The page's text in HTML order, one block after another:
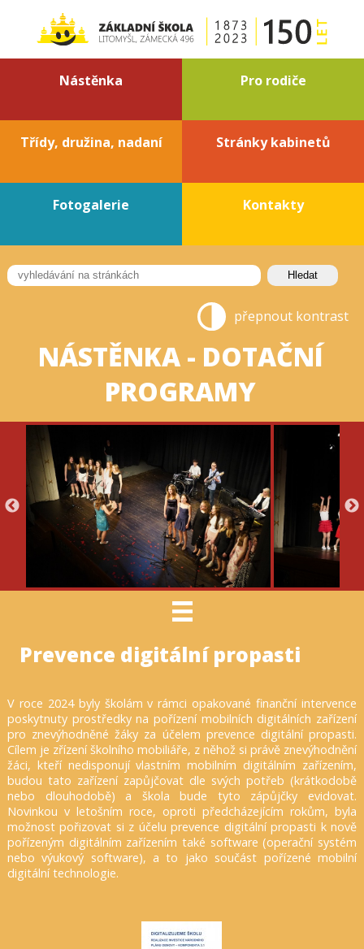
Nástěnka Pro rodiče
Třídy, družina, nadaní Stránky kabinetů
Fotogalerie Kontakty
přepnout kontrast
NÁSTĚNKA - DOTAČNÍ
PROGRAMY
Prevence digitální propasti
V roce 2024 byly školám v rámci opakované finanční intervence
poskytnuty prostředky na pořízení mobilních digitálních zařízení
pro znevýhodněné žáky za účelem prevence digitální propasti.
Cílem je zřízení školního mobiliáře, z něhož si právě znevýhodnění
žáci, kteří nedisponují vlastním mobilním digitálním zařízením,
budou tato zařízení zapůjčovat dle svých potřeb (krátkodobě
nebo dlouhodobě) a škola bude tyto zápůjčky evidovat.
Novinkou v letošním roce, oproti předcházejícím rokům, byla
možnost pořizovat si z účelu prevence digitální propasti k nově
pořízeným digitálním zařízením také software (operační systém
nebo výukový software), a to jako součást pořízené mobilní
digitální technologie.